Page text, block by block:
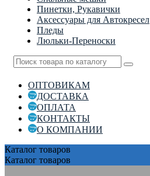
Пинетки, Рукавички
Аксессуары для Автокресел
Пледы
Люльки-Переноски
ОПТОВИКАМ
ДОСТАВКА
ОПЛАТА
КОНТАКТЫ
О КОМПАНИИ
Каталог товаров
Каталог товаров